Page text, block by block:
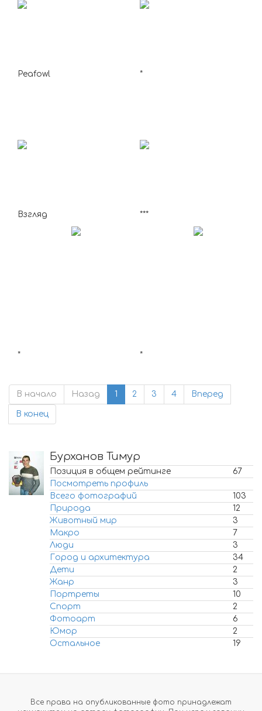
Peafowl *
Взгляд ***
* *
В начало Назад 1 2 3 4 Вперед
В конец
Бурханов Тимур
Позиция в общем рейтинге
67
Посмотреть профиль
Всего фотографий
103
Природа
12
Животный мир
3
Макро
7
Люди
3
Город и архитектура
34
Дети
2
Жанр
3
Портреты
10
Спорт
2
Фотоарт
6
Юмор
2
Остальное
19
Все права на опубликованные фото принадлежат